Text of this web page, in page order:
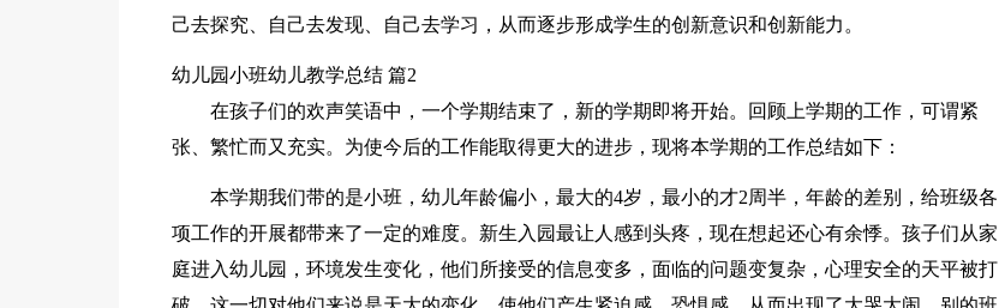
己去探究、自己去发现、自己去学习，从而逐步形成学生的创新意识和创新能力。
幼儿园小班幼儿教学总结 篇2
在孩子们的欢声笑语中，一个学期结束了，新的学期即将开始。回顾上学期的工作，可谓紧
张、繁忙而又充实。为使今后的工作能取得更大的进步，现将本学期的工作总结如下：
本学期我们带的是小班，幼儿年龄偏小，最大的4岁，最小的才2周半，年龄的差别，给班级各
项工作的开展都带来了一定的难度。新生入园最让人感到头疼，现在想起还心有余悸。孩子们从家
庭进入幼儿园，环境发生变化，他们所接受的信息变多，面临的问题变复杂，心理安全的天平被打